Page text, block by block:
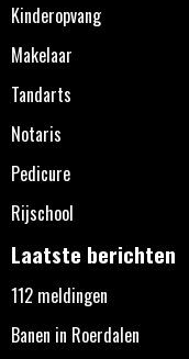
Kinderopvang
Makelaar
Tandarts
Notaris
Pedicure
Rijschool
Laatste berichten
112 meldingen
Banen in Roerdalen